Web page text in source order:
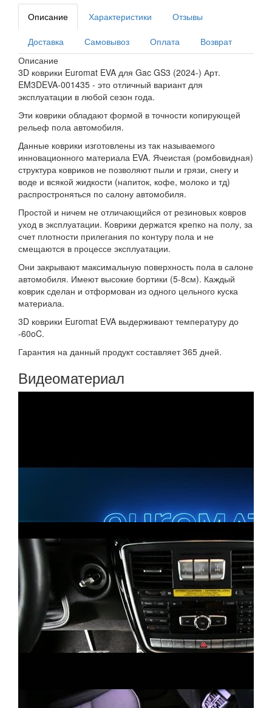
Описание Характеристики Отзывы
Доставка Самовывоз Оплата
Возврат
Описание
3D коврики Euromat EVA для Gac GS3 (2024-) Арт.
EM3DEVA-001435 - это отличный вариант для
эксплуатации в любой сезон года.
Эти коврики обладают формой в точности копирующей
рельеф пола автомобиля.
Данные коврики изготовлены из так называемого
инновационного материала EVA. Ячеистая (ромбовидная)
структура ковриков не позволяют пыли и грязи, снегу и
воде и всякой жидкости (напиток, кофе, молоко и тд)
распростроняться по салону автомобиля.
Простой и ничем не отличающийся от резиновых ковров
уход в эксплуатации. Коврики держатся крепко на полу, за
счет плотности прилегания по контуру пола и не
смещаются в процессе эксплуатации.
Они закрывают максимальную поверхность пола в салоне
автомобиля. Имеют высокие бортики (5-8см). Каждый
коврик сделан и отформован из одного цельного куска
материала.
3D коврики Euromat EVA выдерживают температуру до
-60oC.
Гарантия на данный продукт составляет 365 дней.
Видеоматериал